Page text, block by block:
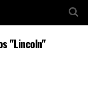
"Lincoln"